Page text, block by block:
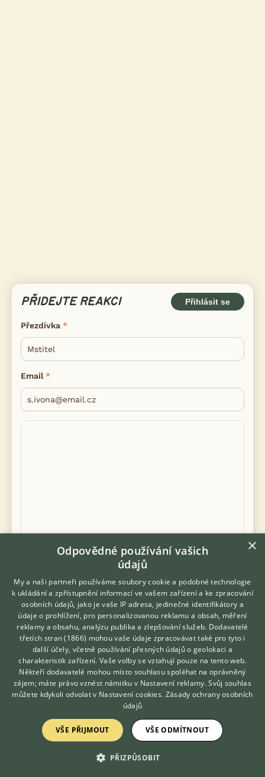
PŘIDEJTE REAKCI Přihlásit se
Přezdívka
Email
Vložte fotografii
Souhlasím spravidly diskusea podmínkami užití
« Zpět na výpis diskusních vláken
Hledáte zvířecího kamaráda?
Zdarma vám poradí
VETERINÁŘ ONLINE
KONZULTOVAT S
VETERINÁŘEM
×
Odpovědné používání vašich
údajů
My a naši partneři používáme soubory cookie a podobné technologie
k ukládání a zpřístupnění informací ve vašem zařízení a ke zpracování
osobních údajů, jako je vaše IP adresa, jedinečné identifikátory a
údaje o prohlížení, pro personalizovanou reklamu a obsah, měření
reklamy a obsahu, analýzu publika a zlepšování služeb. Dodavatelé
třetích stran (1866) mohou vaše údaje zpracovávat také pro tyto i
další účely, včetně používání přesných údajů o geolokaci a
charakteristik zařízení. Vaše volby se vztahují pouze na tento web.
Někteří dodavatelé mohou místo souhlasu spoléhat na oprávněný
zájem; máte právo vznést námitku v Nastavení reklamy. Svůj souhlas
můžete kdykoli odvolat v Nastavení cookies. Zásady ochrany osobních
údajů
VŠE PŘIJMOUT VŠE ODMÍTNOUT
PŘIZPŮSOBIT